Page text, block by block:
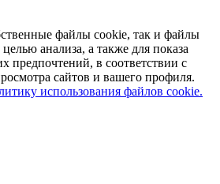
файлы cookie, так и файлы
анализа, а также для показа
предпочтений, в соответствии с
сайтов и вашего профиля.
использования файлов cookie.